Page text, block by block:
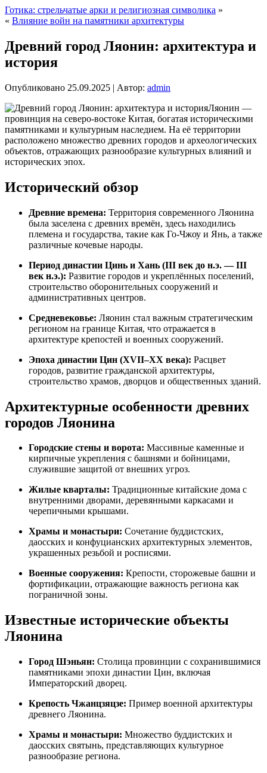
Готика: стрельчатые арки и религиозная символика »
« Влияние войн на памятники архитектуры
Древний город Ляонин: архитектура и
история
Опубликовано 25.09.2025 | Автор: admin
Ляонин —
провинция на северо-востоке Китая, богатая историческими
памятниками и культурным наследием. На её территории
расположено множество древних городов и археологических
объектов, отражающих разнообразие культурных влияний и
исторических эпох.
Исторический обзор
Древние времена: Территория современного Ляонина
была заселена с древних времён, здесь находились
племена и государства, такие как Го-Чжоу и Янь, а также
различные кочевые народы.
Период династии Цинь и Хань (III век до н.э. — III
век н.э.): Развитие городов и укреплённых поселений,
строительство оборонительных сооружений и
административных центров.
Средневековье: Ляонин стал важным стратегическим
регионом на границе Китая, что отражается в
архитектуре крепостей и военных сооружений.
Эпоха династии Цин (XVII–XX века): Расцвет
городов, развитие гражданской архитектуры,
строительство храмов, дворцов и общественных зданий.
Архитектурные особенности древних
городов Ляонина
Городские стены и ворота: Массивные каменные и
кирпичные укрепления с башнями и бойницами,
служившие защитой от внешних угроз.
Жилые кварталы: Традиционные китайские дома с
внутренними дворами, деревянными каркасами и
черепичными крышами.
Храмы и монастыри: Сочетание буддистских,
даосских и конфуцианских архитектурных элементов,
украшенных резьбой и росписями.
Военные сооружения: Крепости, сторожевые башни и
фортификации, отражающие важность региона как
пограничной зоны.
Известные исторические объекты
Ляонина
Город Шэньян: Столица провинции с сохранившимися
памятниками эпохи династии Цин, включая
Императорский дворец.
Крепость Чжанцзяцзе: Пример военной архитектуры
древнего Ляонина.
Храмы и монастыри: Множество буддистских и
даосских святынь, представляющих культурное
разнообразие региона.